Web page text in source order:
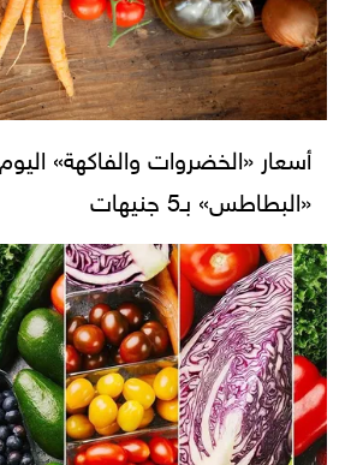
أسعار «الخضروات والفاكهة»
«البطاطس» بـ5 جنيهات